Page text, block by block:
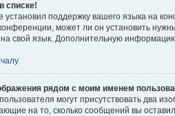
списке!
установил поддержку вашего языка на
может ли он установить
свой язык. Дополнительную
рядом с моим именем
могут присутствовать два
на то, сколько сообщений вы